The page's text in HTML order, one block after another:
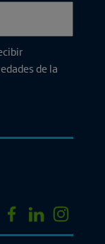
de la